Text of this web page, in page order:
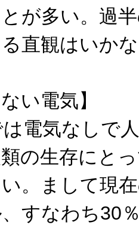
が多い。過
直観はいか
い電気】
電気なしで
の生存にと
。まして現
すなわち30